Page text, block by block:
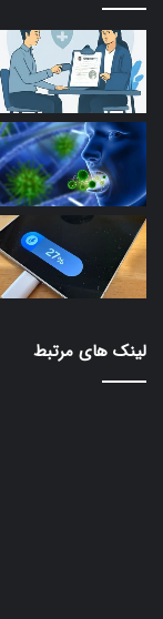
لینک های مرتبط